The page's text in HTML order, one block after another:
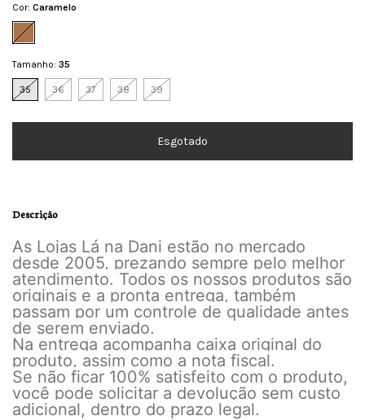
Cor: Caramelo
Tamanho: 35
35 36 37 38 39
Descrição
As Lojas Lá na Dani estão no mercado
desde 2005, prezando sempre pelo melhor
atendimento. Todos os nossos produtos são
originais e a pronta entrega, também
passam por um controle de qualidade antes
de serem enviado.
Na entrega acompanha caixa original do
produto, assim como a nota fiscal.
Se não ficar 100% satisfeito com o produto,
você pode solicitar a devolução sem custo
adicional, dentro do prazo legal.